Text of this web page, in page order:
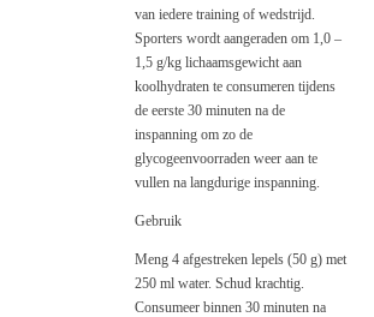
van iedere training of wedstrijd.
Sporters wordt aangeraden om 1,0 –
1,5 g/kg lichaamsgewicht aan
koolhydraten te consumeren tijdens
de eerste 30 minuten na de
inspanning om zo de
glycogeenvoorraden weer aan te
vullen na langdurige inspanning.
Gebruik
Meng 4 afgestreken lepels (50 g) met
250 ml water. Schud krachtig.
Consumeer binnen 30 minuten na